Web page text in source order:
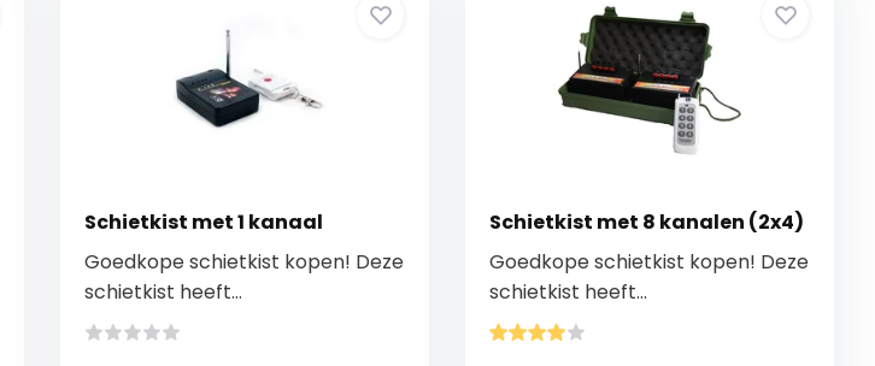
Schietkist met 1 kanaal
Goedkope schietkist kopen! Deze
schietkist heeft...
Schietkist met 8 kanalen (2x4)
Goedkope schietkist kopen! Deze
schietkist heeft...